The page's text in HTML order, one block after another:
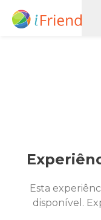
Esta
disponível.